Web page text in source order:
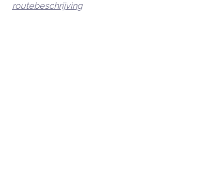
routebeschrijving